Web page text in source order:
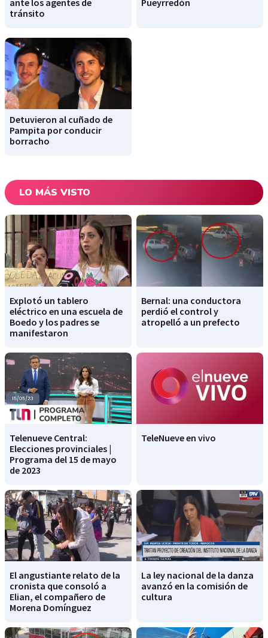
ante los agentes de
tránsito
Pueyrredón
Detuvieron al cuñado de
Pampita por conducir
borracho
LO MÁS VISTO
Explotó un tablero
eléctrico en una escuela de
Boedo y los padres se
manifestaron
Bernal: una conductora
perdió el control y
atropelló a un prefecto
Telenueve Central:
Elecciones provinciales |
Programa del 15 de mayo
de 2023
TeleNueve en vivo
El angustiante relato de la
cronista que consoló a
Elian, el compañero de
Morena Domínguez
La ley nacional de la danza
avanzó en la comisión de
cultura